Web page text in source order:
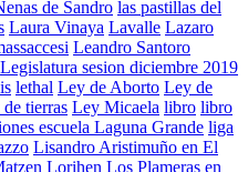
de Sandro las pastillas del
Laura Vinaya Lavalle Lazaro
Leandro Santoro
Legislatura sesion diciembre 2019
lethal Ley de Aborto Ley de
tierras Ley Micaela libro libro
escuela Laguna Grande liga
Lisandro Aristimuño en El
Lorihen Los Plameras en